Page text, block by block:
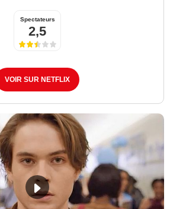
Spectateurs
2,5
VOIR SUR NETFLIX